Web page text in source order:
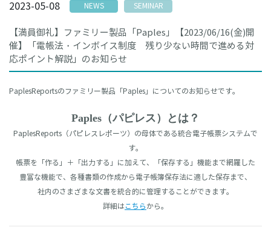
2023-05-08 NEWS SEMINAR
【満員御礼】ファミリー製品「Paples」【2023/06/16(金)開
催】「電帳法・インボイス制度 残り少ない時間で進める対
応ポイント解説」のお知らせ
PaplesReportsのファミリー製品「Paples」についてのお知らせです。
Paples（パピレス）とは？
PaplesReports（パピレスレポーツ）の母体である統合電子帳票システムで
す。
帳票を「作る」＋「出力する」に加えて、「保存する」機能まで網羅した
豊富な機能で、各種書類の作成から電子帳簿保存法に適した保存まで、
社内のさまざまな文書を統合的に管理することができます。
詳細はこちら から。